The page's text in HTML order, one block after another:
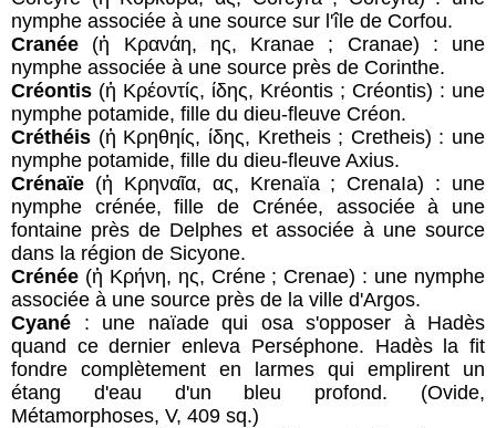
nymphe associée à une source sur l'île de Corfou.
Cranée (ἡ Κρανάη, ης, Kranae ; Cranae) : une
nymphe associée à une source près de Corinthe.
Créontis (ἡ Κρέοντίς, ίδης, Kréontis ; Créontis) : une
nymphe potamide, fille du dieu-fleuve Créon.
Créthéis (ἡ Κρηθηίς, ίδης, Kretheis ; Cretheis) : une
nymphe potamide, fille du dieu-fleuve Axius.
Crénaïe (ἡ Κρηναῖα, ας, Krenaïa ; CrenaIa) : une
nymphe crénée, fille de Crénée, associée à une
fontaine près de Delphes et associée à une source
dans la région de Sicyone.
Crénée (ἡ Κρήνη, ης, Créne ; Crenae) : une nymphe
associée à une source près de la ville d'Argos.
Cyané : une naïade qui osa s'opposer à Hadès
quand ce dernier enleva Perséphone. Hadès la fit
fondre complètement en larmes qui emplirent un
étang d'eau d'un bleu profond. (Ovide,
Métamorphoses, V, 409 sq.)